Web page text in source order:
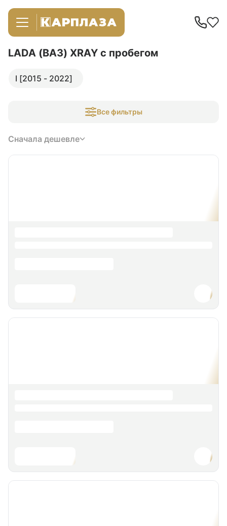
LADA (ВАЗ) XRAY с пробегом
I [2015 - 2022]
Все фильтры
Сначала дешевле